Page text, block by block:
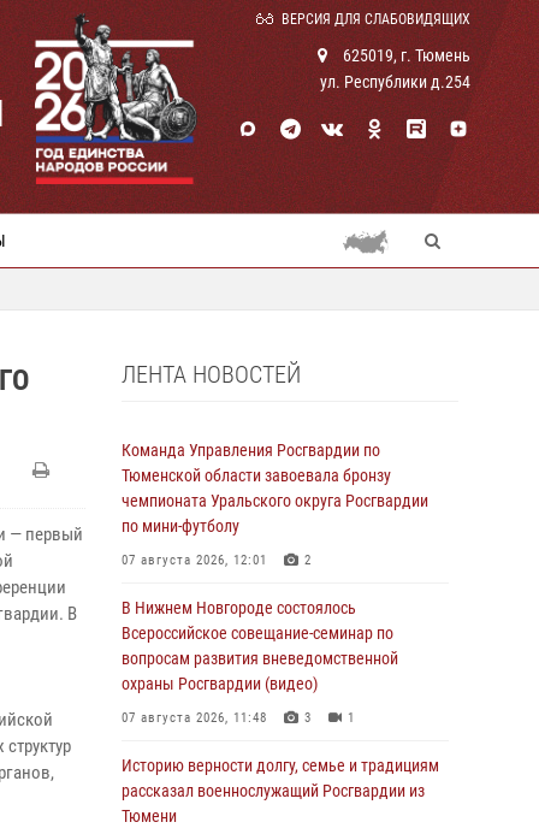
ВЕРСИЯ ДЛЯ СЛАБОВИДЯЩИХ
625019, г. Тюмень
ул. Республики д.254
— первый
В
ЛЕНТА НОВОСТЕЙ
Команда Управления Росгвардии по
Тюменской области завоевала бронзу
чемпионата Уральского округа Росгвардии
по мини-футболу
07 августа 2026, 12:01 2
В Нижнем Новгороде состоялось
Всероссийское совещание-семинар по
вопросам развития вневедомственной
охраны Росгвардии (видео)
07 августа 2026, 11:48 3 1
Историю верности долгу, семье и традициям
рассказал военнослужащий Росгвардии из
Тюмени